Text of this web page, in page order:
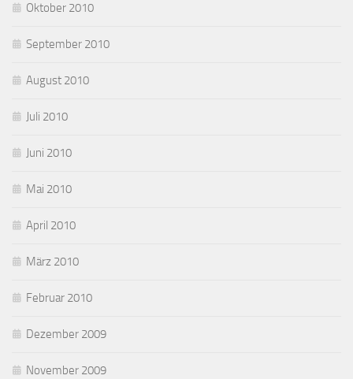
Oktober 2010
September 2010
August 2010
Juli 2010
Juni 2010
Mai 2010
April 2010
März 2010
Februar 2010
Dezember 2009
November 2009